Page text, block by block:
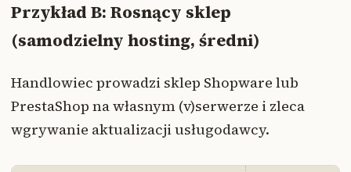
Przykład B: Rosnący sklep
(samodzielny hosting, średni)
Handlowiec prowadzi sklep Shopware lub
PrestaShop na własnym (v)serwerze i zleca
wgrywanie aktualizacji usługodawcy.